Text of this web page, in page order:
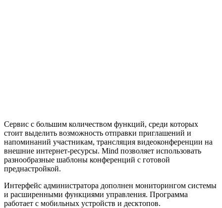
Сервис с большим количеством функций, среди которых
стоит выделить возможность отправки приглашений и
напоминаний участникам, трансляция видеоконференции на
внешние интернет-ресурсы. Mind позволяет использовать
разнообразные шаблоны конференций с готовой
преднастройкой.
Интерфейс администратора дополнен мониторингом системы
и расширенными функциями управления. Программа
работает с мобильных устройств и десктопов.